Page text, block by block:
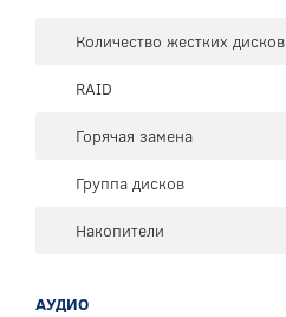
Количество жестких дисков
RAID
Горячая замена
Группа дисков
Накопители
АУДИО